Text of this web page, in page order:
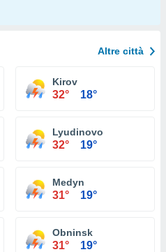
Altre città
Kirov
32° 18°
Lyudinovo
32° 19°
Medyn
31° 19°
Obninsk
31° 19°